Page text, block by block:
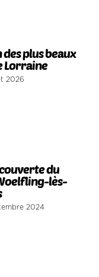
plus beaux
Lorraine
2026
du
lès-
2024